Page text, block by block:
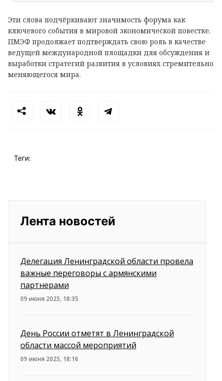
Эти слова подчёркивают значимость форума как
ключевого события в мировой экономической повестке.
ПМЭФ продолжает подтверждать свою роль в качестве
ведущей международной площадки для обсуждения и
выработки стратегий развития в условиях стремительно
меняющегося мира.
Теги:
Лента новостей
Делегация Ленинградской области провела
важные переговоры с армянскими
партнерами
09 июня 2025, 18:35
День России отметят в Ленинградской
области массой мероприятий
09 июня 2025, 18:16